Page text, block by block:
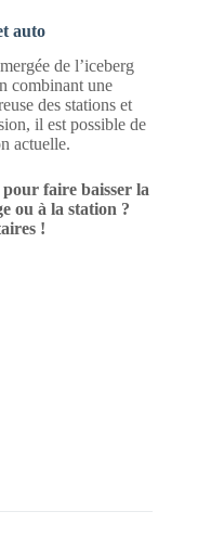
auto
de l’iceberg
combinant une
des stations et
il est possible de
actuelle.
faire baisser la
ou à la station ?
!